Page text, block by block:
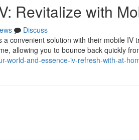
Revitalize with
Discuss
convenient solution with their mobile IV
allowing you to bounce back quickly
world-and-essence-iv-refresh-with-at-